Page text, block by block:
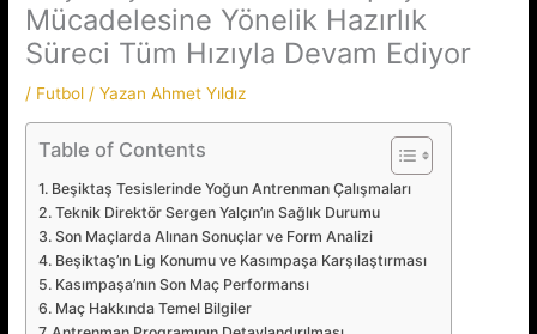
Mücadelesine Yönelik Hazırlık
Süreci Tüm Hızıyla Devam Ediyor
/ Futbol / Yazan Ahmet Yıldız
Table of Contents
Beşiktaş Tesislerinde Yoğun Antrenman Çalışmaları
Teknik Direktör Sergen Yalçın’ın Sağlık Durumu
Son Maçlarda Alınan Sonuçlar ve Form Analizi
Beşiktaş’ın Lig Konumu ve Kasımpaşa Karşılaştırması
Kasımpaşa’nın Son Maç Performansı
Maç Hakkında Temel Bilgiler